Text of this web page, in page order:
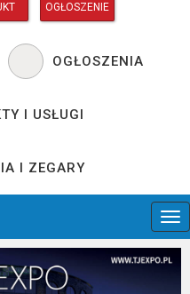
OGŁOSZENIE
OGŁOSZENIA
I USŁUGI
I ZEGARY